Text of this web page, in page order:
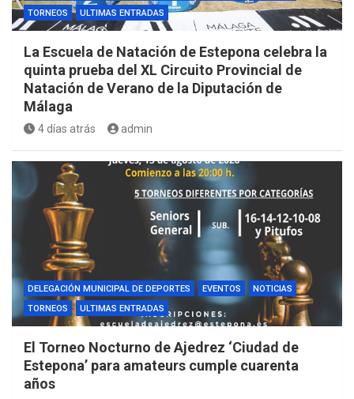
TORNEOS
ULTIMAS ENTRADAS
La Escuela de Natación de Estepona celebra la
quinta prueba del XL Circuito Provincial de
Natación de Verano de la Diputación de
Málaga
4 días atrás admin
DELEGACIÓN MUNICIPAL DE DEPORTES EVENTOS
NOTICIAS
TORNEOS
ULTIMAS ENTRADAS
El Torneo Nocturno de Ajedrez ‘Ciudad de
Estepona’ para amateurs cumple cuarenta
años